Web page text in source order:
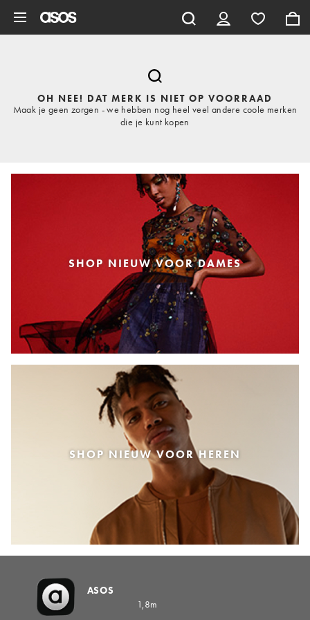
OH NEE! DAT MERK IS NIET OP VOORRAAD
Maak je geen zorgen - we hebben nog heel veel andere coole merken
die je kunt kopen
SHOP NIEUW VOOR DAMES
SHOP NIEUW VOOR HEREN
ASOS
1,8m